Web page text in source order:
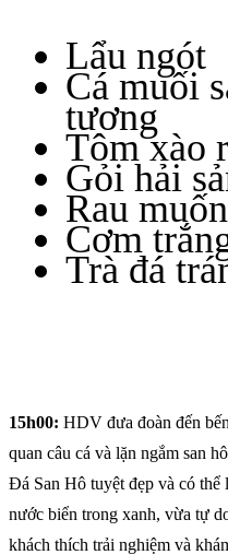
Lẩu ngót
Cá muối
tương
Tôm xào
Gỏi hải
Rau
Cơm
Trà đá
15h00: HDV đưa đoàn đến
quan câu cá và lặn ngắm san
Đá San Hô tuyệt đẹp và có thể
nước biển trong xanh, vừa tự
khách thích trải nghiệm và